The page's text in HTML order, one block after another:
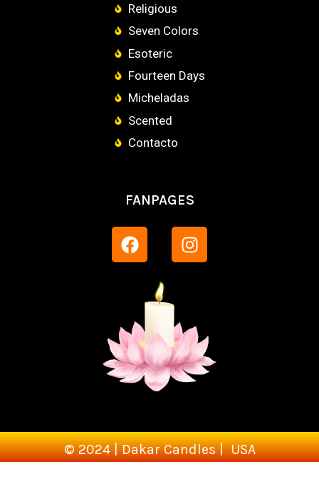
Religious
Seven Colors
Esoteric
Fourteen Days
Micheladas
Scented
Contacto
FANPAGES
© 2024 | Dakar Candles | USA